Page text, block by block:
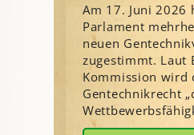
Am 17. Juni 2026
Parlament
neuen
zugestimmt. Laut
Kommission wird
Gentechnikrecht